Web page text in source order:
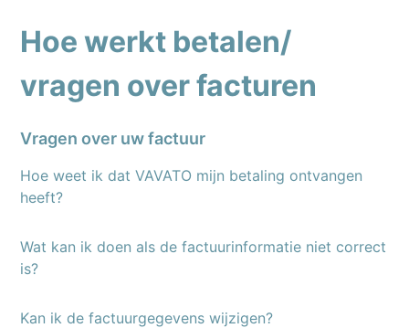
Hoe werkt betalen/
vragen over facturen
Vragen over uw factuur
Hoe weet ik dat VAVATO mijn betaling ontvangen
heeft?
Wat kan ik doen als de factuurinformatie niet correct
is?
Kan ik de factuurgegevens wijzigen?